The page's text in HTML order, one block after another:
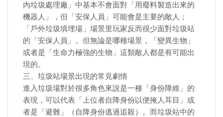
內垃圾處理廠」中基本不會面對「用廢料製造出來的
機器人」，但「安保人員」可能會是主要的敵人；
「戶外垃圾填埋場」場景里玩家反而很少面對垃圾站
的「安保人員」。但無論是哪種場景，「變異生物」
或者是「生命力極強的生物」這類敵人都是有可能出
現的。
三、垃圾站場景出現的常見劇情
進入垃圾場對於很多角色來說是一種「身份降維」的
表現，可以代表「上位者自降身份以便掩人耳目」或
者是「避難」（自降身份逃過追殺）。而垃圾站中的